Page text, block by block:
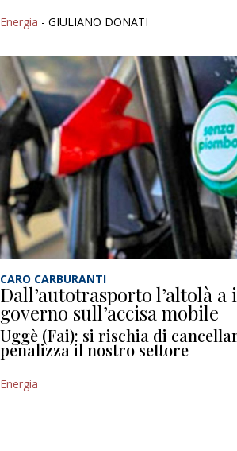
Energia - GIULIANO DONATI
CARO CARBURANTI
Dall’autotrasporto l’altolà
governo sull’accisa mobile
Uggè (Fai): si rischia di
penalizza il nostro settore
Energia